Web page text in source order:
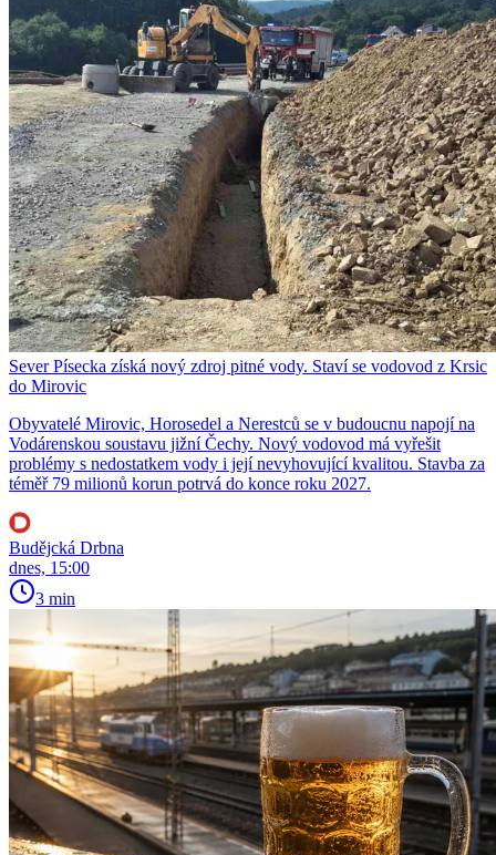
Sever Písecka získá nový zdroj pitné vody. Staví se vodovod z Krsic
do Mirovic
Obyvatelé Mirovic, Horosedel a Nerestců se v budoucnu napojí na
Vodárenskou soustavu jižní Čechy. Nový vodovod má vyřešit
problémy s nedostatkem vody i její nevyhovující kvalitou. Stavba za
téměř 79 milionů korun potrvá do konce roku 2027.
Budějcká Drbna
dnes, 15:00
3 min